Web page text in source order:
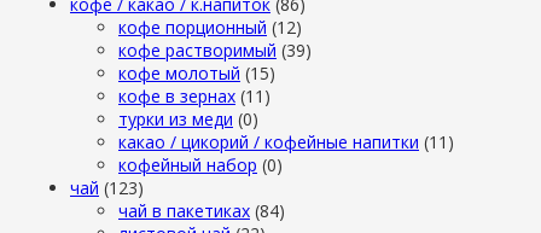
кофе порционный (12)
кофе растворимый (39)
кофе молотый (15)
кофе в зернах (11)
турки из меди (0)
какао / цикорий / кофейные напитки (11)
кофейный набор (0)
чай (123)
чай в пакетиках (84)